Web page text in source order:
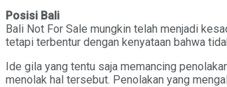
Posisi Bali
Bali Not For Sale mungkin telah menjadi
tetapi terbentur dengan kenyataan bahwa
Ide gila yang tentu saja memancing
menolak hal tersebut. Penolakan yang